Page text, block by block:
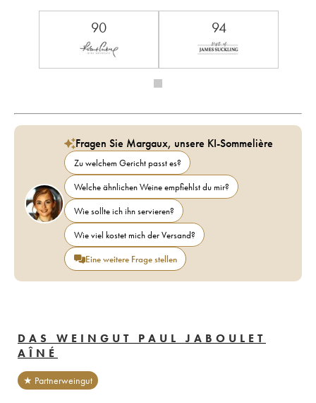
90 94
Fragen Sie Margaux, unsere KI-Sommelière
Zu welchem Gericht passt es?
Welche ähnlichen Weine empfiehlst du mir?
Wie sollte ich ihn servieren?
Wie viel kostet mich der Versand?
Eine weitere Frage stellen
DAS WEINGUT PAUL JABOULET
AÎNÉ
★ Partnerweingut